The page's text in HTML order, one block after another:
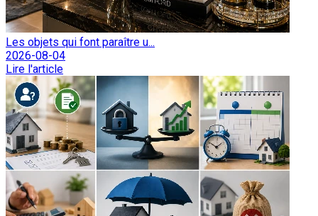
Les objets qui font paraître u...
2026-08-04
Lire l'article